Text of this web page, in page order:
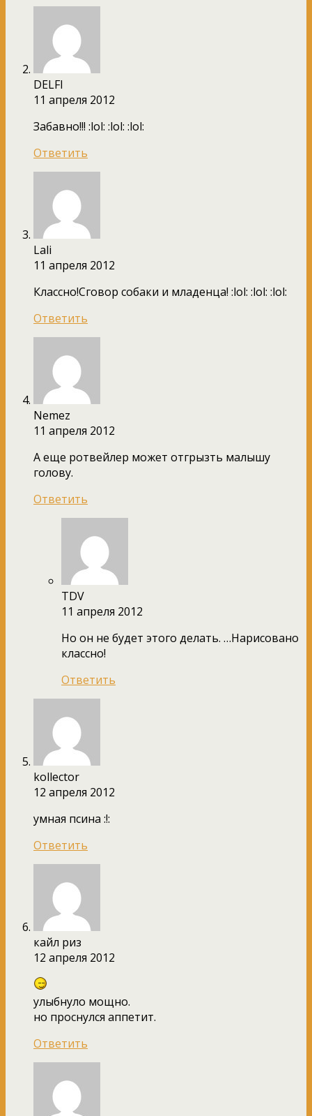
DELFI
11 апреля 2012
Забавно!!! :lol: :lol: :lol:
Ответить
Lali
11 апреля 2012
Классно!Сговор собаки и младенца! :lol: :lol: :lol:
Ответить
Nemez
11 апреля 2012
А еще ротвейлер может отгрызть малышу
голову.
Ответить
TDV
11 апреля 2012
Но он не будет этого делать. …Нарисовано
классно!
Ответить
kollector
12 апреля 2012
умная псина :!:
Ответить
кайл риз
12 апреля 2012
улыбнуло мощно.
но проснулся аппетит.
Ответить